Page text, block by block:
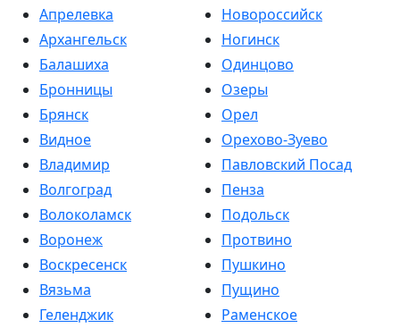
Апрелевка
Архангельск
Балашиха
Бронницы
Брянск
Видное
Владимир
Волгоград
Волоколамск
Воронеж
Воскресенск
Вязьма
Геленджик
Новороссийск
Ногинск
Одинцово
Озеры
Орел
Орехово-Зуево
Павловский Посад
Пенза
Подольск
Протвино
Пушкино
Пущино
Раменское